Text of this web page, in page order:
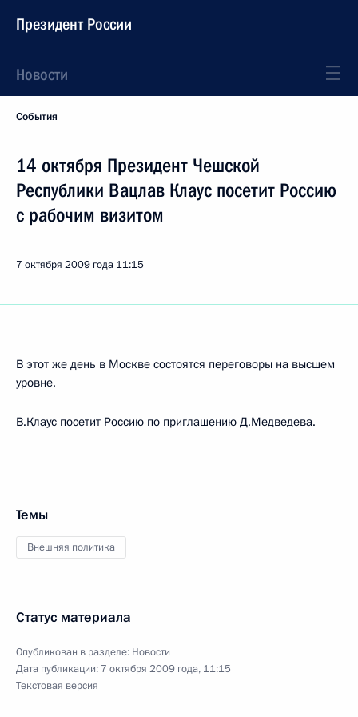
Президент России
Новости
События
14 октября Президент Чешской
Республики Вацлав Клаус посетит Россию
с рабочим визитом
7 октября 2009 года 11:15
В этот же день в Москве состоятся переговоры на высшем
уровне.
В.Клаус посетит Россию по приглашению Д.Медведева.
Темы
Внешняя политика
Статус материала
Опубликован в разделе: Новости
Дата публикации: 7 октября 2009 года, 11:15
Текстовая версия